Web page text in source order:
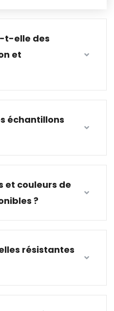
t-elle des
et
échantillons
et couleurs de
?
résistantes